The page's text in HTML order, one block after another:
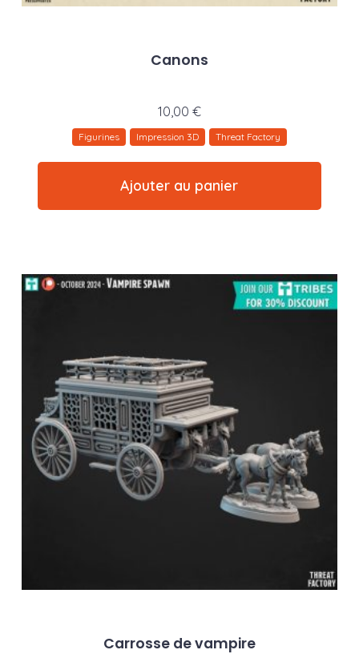
Canons
10,00 €
Figurines Impression 3D Threat Factory
Ajouter au panier
Carrosse de vampire